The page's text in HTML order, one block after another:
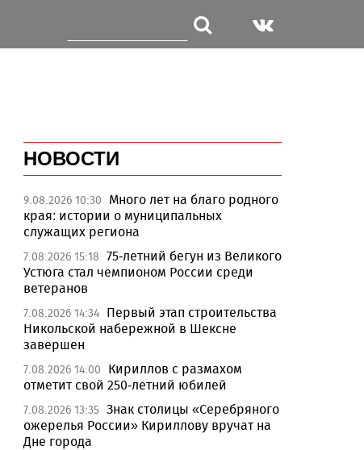
НОВОСТИ
9.08.2026 10:30
Много лет на благо родного
края: истории о муниципальных
служащих региона
7.08.2026 15:18 75-летний бегун из Великого
Устюга стал чемпионом России среди
ветеранов
7.08.2026 14:34 Первый этап строительства
Никольской набережной в Шексне
завершен
7.08.2026 14:00
Кириллов с размахом
отметит свой 250-летний юбилей
7.08.2026 13:35 Знак столицы «Серебряного
ожерелья России» Кириллову вручат на
Дне города